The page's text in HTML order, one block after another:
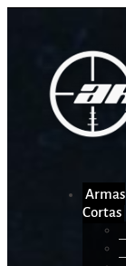
Armas
Cortas